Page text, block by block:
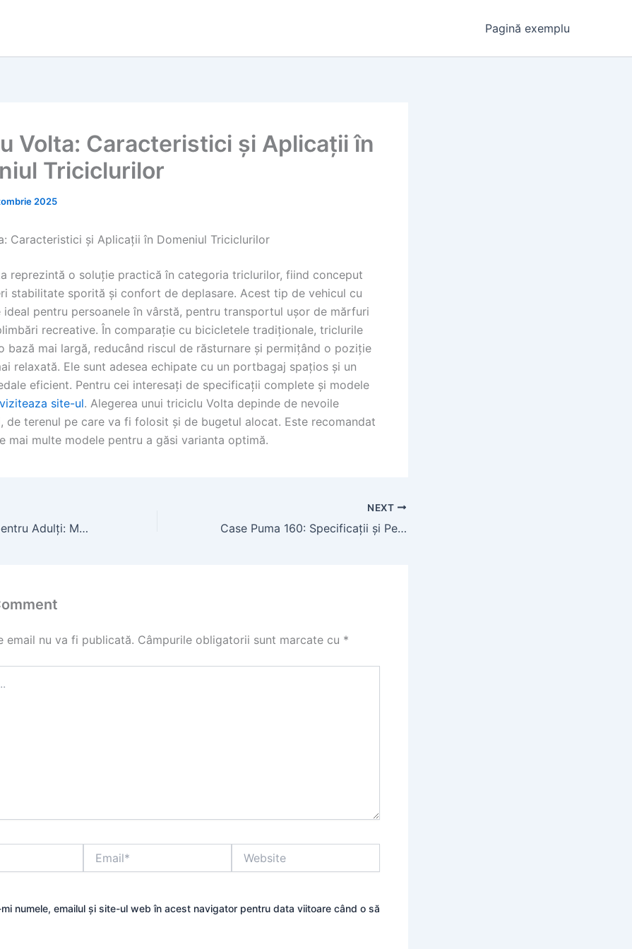
Pagină exemplu
Volta: Caracteristici și Aplicații în
Triciclurilor
2025
Caracteristici și Aplicații în Domeniul Triciclurilor
reprezintă o soluție practică în categoria triclurilor, fiind conceput
stabilitate sporită și confort de deplasare. Acest tip de vehicul cu
pentru persoanele în vârstă, pentru transportul ușor de mărfuri
recreative. În comparație cu bicicletele tradiționale, triclurile
bază mai largă, reducând riscul de răsturnare și permițând o poziție
relaxată. Ele sunt adesea echipate cu un portbagaj spațios și un
eficient. Pentru cei interesați de specificații complete și modele
viziteaza site-ul. Alegerea unui triciclu Volta depinde de nevoile
de terenul pe care va fi folosit și de bugetul alocat. Este recomandat
mai multe modele pentru a găsi varianta optimă.
Triciclu Electric pentru Adulți: Mobilitate și Stabilitate în 2026
NEXT
Case Puma 160: Specificații și Performanță pentru Agricultură Modernă
email nu va fi publicată. Câmpurile obligatorii sunt marcate cu *
numele, emailul și site-ul web în acest navigator pentru data viitoare când o să